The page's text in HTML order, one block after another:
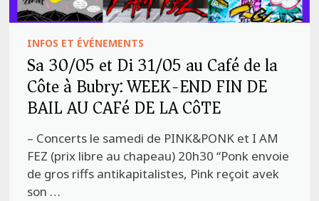
INFOS ET ÉVÉNEMENTS
Sa 30/05 et Di 31/05 au Café de la
Côte à Bubry: WEEK-END FIN DE
BAIL AU CAFé DE LA CôTE
– Concerts le samedi de PINK&PONK et I AM
FEZ (prix libre au chapeau) 20h30 “Ponk envoie
de gros riffs antikapitalistes, Pink reçoit avek
son …